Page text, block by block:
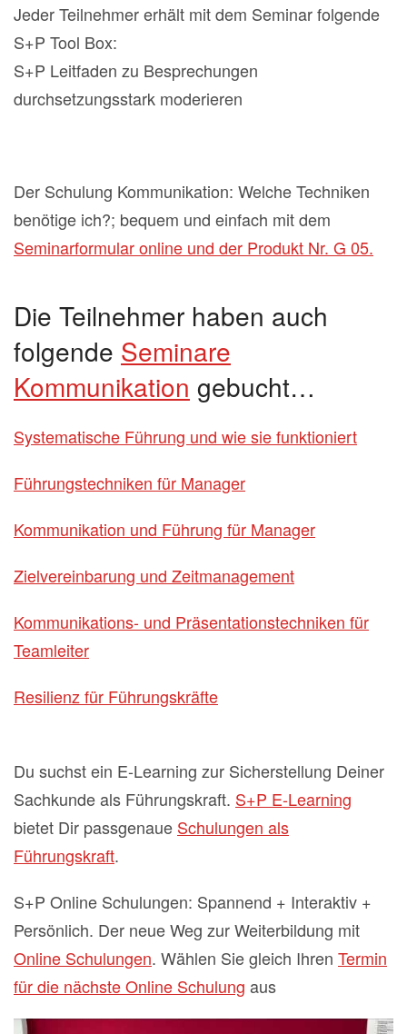
Jeder Teilnehmer erhält mit dem Seminar folgende
S+P Tool Box:
S+P Leitfaden zu Besprechungen
durchsetzungsstark moderieren
Der Schulung Kommunikation: Welche Techniken
benötige ich?; bequem und einfach mit dem
Seminarformular online und der Produkt Nr. G 05.
Die Teilnehmer haben auch
folgende Seminare
Kommunikation gebucht…
Systematische Führung und wie sie funktioniert
Führungstechniken für Manager
Kommunikation und Führung für Manager
Zielvereinbarung und Zeitmanagement
Kommunikations- und Präsentationstechniken für
Teamleiter
Resilienz für Führungskräfte
Du suchst ein E-Learning zur Sicherstellung Deiner
Sachkunde als Führungskraft. S+P E-Learning
bietet Dir passgenaue Schulungen als
Führungskraft.
S+P Online Schulungen: Spannend + Interaktiv +
Persönlich. Der neue Weg zur Weiterbildung mit
Online Schulungen. Wählen Sie gleich Ihren Termin
für die nächste Online Schulung aus